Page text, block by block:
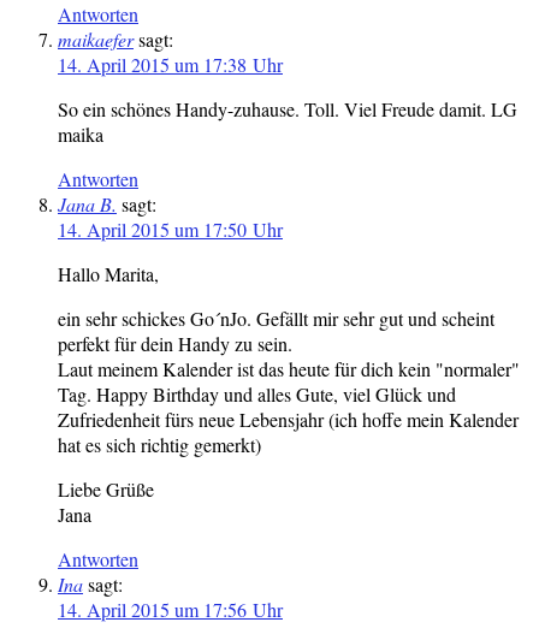
Antworten
maikaefersagt:
14. April 2015 um 17:38 Uhr
So ein schönes Handy-zuhause. Toll. Viel Freude damit. LG
maika
Antworten
Jana B. sagt:
14. April 2015 um 17:50 Uhr
Hallo Marita,
ein sehr schickes Go´nJo. Gefällt mir sehr gut und scheint
perfekt für dein Handy zu sein.
Laut meinem Kalender ist das heute für dich kein "normaler"
Tag. Happy Birthday und alles Gute, viel Glück und
Zufriedenheit fürs neue Lebensjahr (ich hoffe mein Kalender
hat es sich richtig gemerkt)
Liebe Grüße
Jana
Antworten
Inasagt:
14. April 2015 um 17:56 Uhr